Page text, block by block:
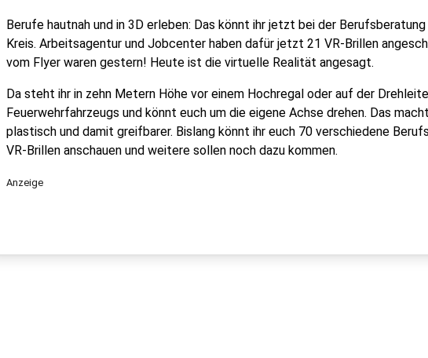
Berufe hautnah und in 3D erleben: Das könnt ihr jetzt bei der
Kreis. Arbeitsagentur und Jobcenter haben dafür jetzt 21 VR-Brillen
vom Flyer waren gestern! Heute ist die virtuelle Realität angesagt.
Da steht ihr in zehn Metern Höhe vor einem Hochregal oder auf der
Feuerwehrfahrzeugs und könnt euch um die eigene Achse drehen. Das
plastisch und damit greifbarer. Bislang könnt ihr euch 70 verschiedene
VR-Brillen anschauen und weitere sollen noch dazu kommen.
Anzeige